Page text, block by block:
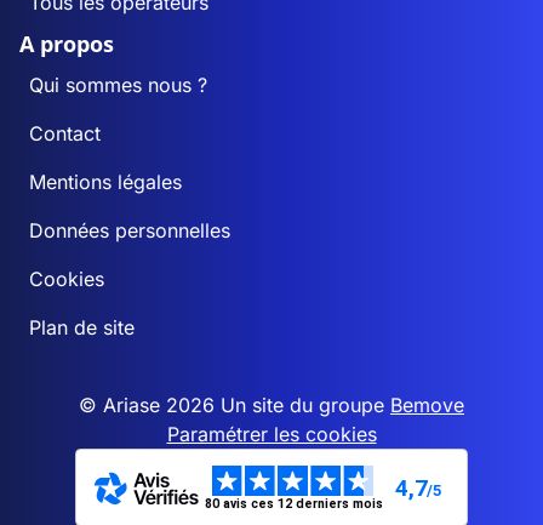
A propos
Qui sommes nous ?
Contact
Mentions légales
Données personnelles
Cookies
Plan de site
© Ariase 2026 Un site du groupe Bemove
Paramétrer les cookies
80 avis ces 12 derniers mois
4,7/5